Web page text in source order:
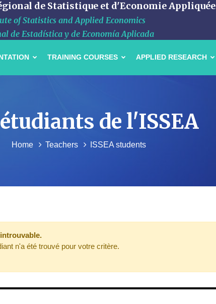
de Statistique et d'Economie Appliquée
of Statistics and Applied Economics
de Estadística y de Economía Aplicada
TRAINING COURSES APPLIED RESEARCH
de l'ISSEA
Home Teachers ISSEA students
n'a été trouvé pour votre critère.